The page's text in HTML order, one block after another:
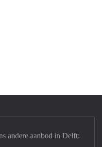
andere aanbod in Delft: